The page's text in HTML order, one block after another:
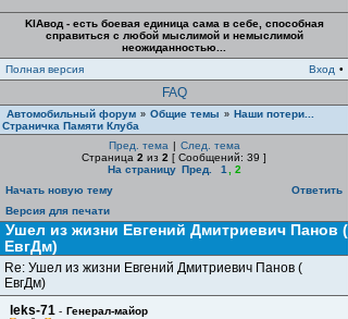
KIAвод - есть боевая единица сама в себе, способная
справиться с любой мыслимой и немыслимой
неожиданностью...
Полная версия
Вход •
FAQ
Автомобильный форум » Общие темы » Наши потери...
Страничка Памяти Клуба
Пред. тема | След. тема
Страница 2 из 2 [ Сообщений: 39 ]
На страницу Пред. 1
2
Начать новую тему
Ответить
Версия для печати
Ушел из жизни Евгений Дмитриевич Панов (
ЕвгДм)
Re: Ушел из жизни Евгений Дмитриевич Панов (
ЕвгДм)
leks-71 - Генерал-майор